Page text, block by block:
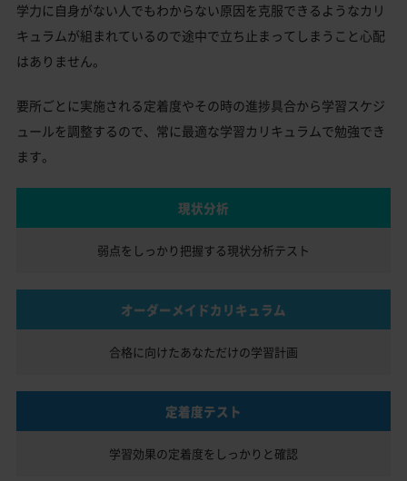
学力に自身がない人でもわからない原因を克服できるようなカリ
キュラムが組まれているので途中で立ち止まってしまうこと心配
はありません。
要所ごとに実施される定着度やその時の進捗具合から学習スケジ
ュールを調整するので、常に最適な学習カリキュラムで勉強でき
ます。
現状分析
弱点をしっかり把握する現状分析テスト
オーダーメイドカリキュラム
合格に向けたあなただけの学習計画
定着度テスト
学習効果の定着度を しっかりと確認